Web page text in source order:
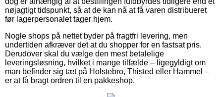
nøjagtigt tidspunkt, så at de kan nå at få varen distribueret
før lagerpersonalet tager hjem.
Nogle shops på nettet byder på fragtfri levering, men
undertiden afkræver det at du shopper for en fastsat pris.
Derudover skal du vælge den mest betalelige
leveringsløsning, hvilket i mange tilfælde – ligegyldigt om
man befinder sig tæt på Holstebro, Thisted eller Hammel –
er at få bragt ordren til en pakkeshop.